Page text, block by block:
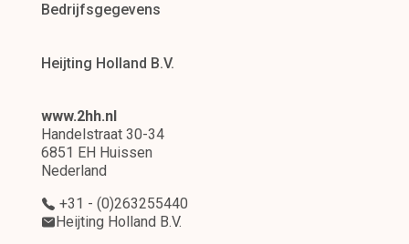
Bedrijfsgegevens
Heijting Holland B.V.
www.2hh.nl
Handelstraat 30-34
6851 EH Huissen
Nederland
+31 - (0)263255440
Heijting Holland B.V.